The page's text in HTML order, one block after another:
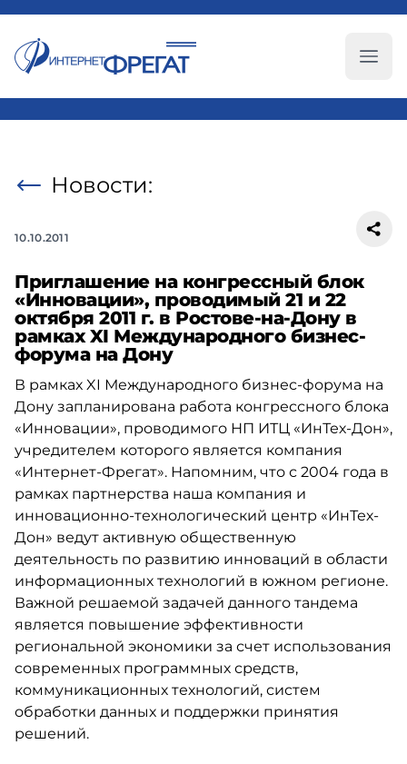
Новости:
10.10.2011
Приглашение на конгрессный блок
«Инновации», проводимый 21 и 22
октября 2011 г. в Ростове-на-Дону в
рамках XI Международного бизнес-
форума на Дону
В рамках XI Международного бизнес-форума на
Дону запланирована работа конгрессного блока
«Инновации», проводимого НП ИТЦ «ИнТех-Дон»,
учредителем которого является компания
«Интернет-Фрегат». Напомним, что с 2004 года в
рамках партнерства наша компания и
инновационно-технологический центр «ИнТех-
Дон» ведут активную общественную
деятельность по развитию инноваций в области
информационных технологий в южном регионе.
Важной решаемой задачей данного тандема
является повышение эффективности
региональной экономики за счет использования
современных программных средств,
коммуникационных технологий, систем
обработки данных и поддержки принятия
решений.